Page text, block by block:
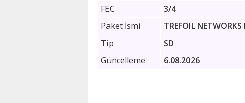
FEC
3/4
Paket İsmi
TREFOIL NETWORKS
Tip
SD
Güncelleme
6.08.2026